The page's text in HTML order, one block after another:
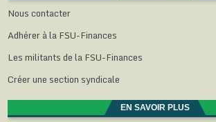
Nous contacter
Adhérer à la FSU-Finances
Les militants de la FSU-Finances
Créer une section syndicale
EN SAVOIR PLUS